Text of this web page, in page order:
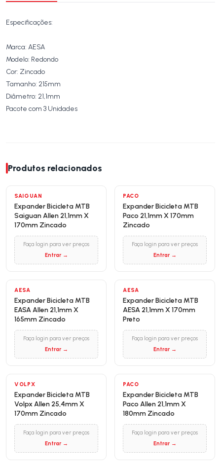
Especificações:
Marca: AESA
Modelo: Redondo
Cor: Zincado
Tamanho: 215mm
Diâmetro: 21,1mm
Pacote com 3 Unidades
Produtos relacionados
SAIGUAN
Expander Bicicleta MTB
Saiguan Allen 21,1mm X
170mm Zincado
Faça login para ver preços
Entrar →
PACO
Expander Bicicleta MTB
Paco 21,1mm X 170mm
Zincado
Faça login para ver preços
Entrar →
AESA
Expander Bicicleta MTB
EASA Allen 21,1mm X
165mm Zincado
Faça login para ver preços
Entrar →
AESA
Expander Bicicleta MTB
AESA 21,1mm X 170mm
Preto
Faça login para ver preços
Entrar →
VOLPX
Expander Bicicleta MTB
Volpx Allen 25,4mm X
170mm Zincado
Faça login para ver preços
Entrar →
PACO
Expander Bicicleta MTB
Paco Allen 21,1mm X
180mm Zincado
Faça login para ver preços
Entrar →